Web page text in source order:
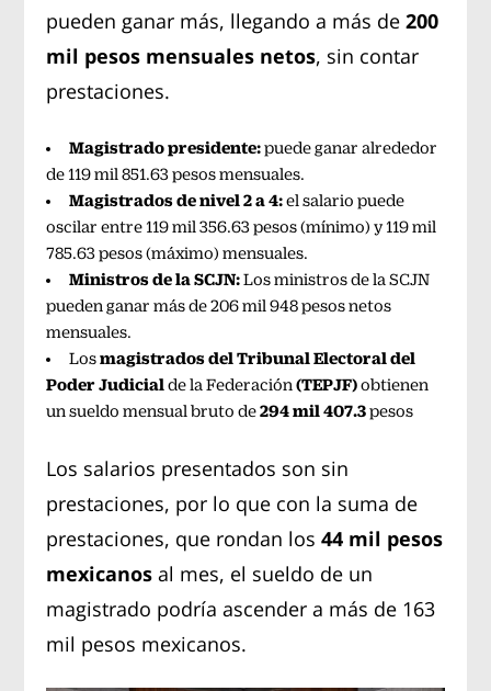
pueden ganar más, llegando a más de 200
mil pesos mensuales netos, sin contar
prestaciones.
Magistrado presidente:puede ganar alrededor
de 119 mil 851.63 pesos mensuales.
Magistrados de nivel 2 a 4:el salario puede
oscilar entre 119 mil 356.63 pesos (mínimo) y 119 mil
785.63 pesos (máximo) mensuales.
Ministros de la SCJN:Los ministros de la SCJN
pueden ganar más de 206 mil 948 pesos netos
mensuales.
Losmagistrados del Tribunal Electoral del
Poder Judicialde la Federación (TEPJF)obtienen
un sueldo mensual bruto de294 mil 407.3pesos
Los salarios presentados son sin
prestaciones, por lo que con la suma de
prestaciones, que rondan los44 mil pesos
mexicanos al mes, el sueldo de un
magistrado podría ascender a más de 163
mil pesos mexicanos.